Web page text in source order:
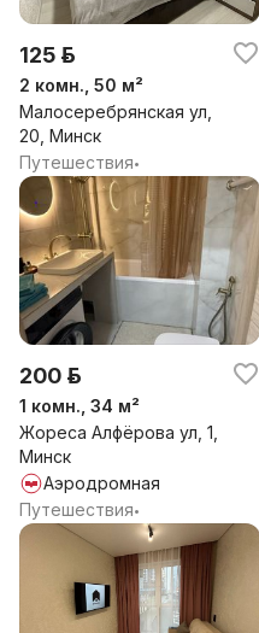
125 р.
2 комн., 50 м²
Малосеребрянская ул,
20, Минск
Путешествия•
200 р.
1 комн., 34 м²
Жореса Алфёрова ул, 1,
Минск
Аэродромная
Путешествия•